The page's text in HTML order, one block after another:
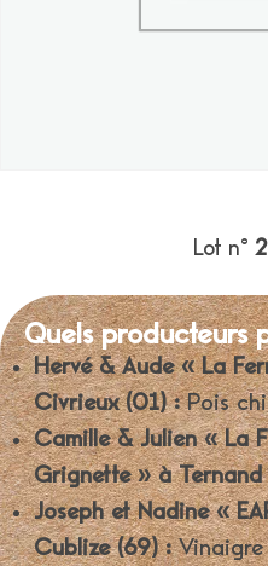
Lot n°
Quels producteurs
Hervé & Aude « La
Civrieux (01) :Pois
Camille & Julien « La
Grignette » à Ternand
Joseph et Nadine «
Cublize (69) :